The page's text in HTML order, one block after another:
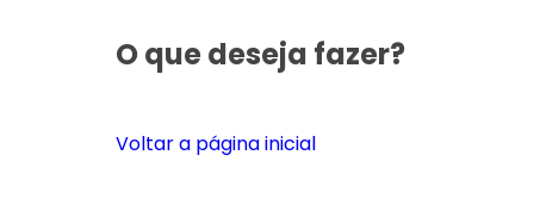
O que deseja fazer?
Voltar a página inicial